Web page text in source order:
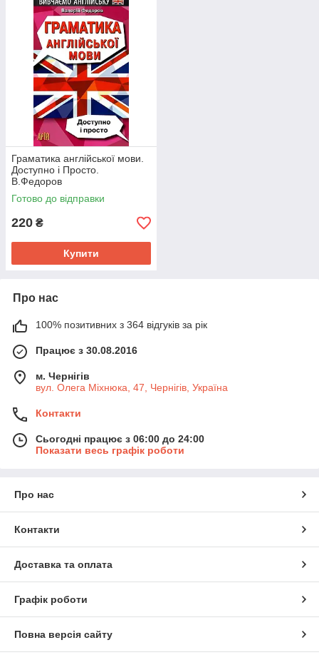
Граматика англійської мови.
Доступно і Просто.
В.Федоров
Готово до відправки
220 ₴
Купити
Про нас
100% позитивних з 364 відгуків за рік
Працює з 30.08.2016
м. Чернігів
вул. Олега Міхнюка, 47, Чернігів, Україна
Контакти
Сьогодні працює з 06:00 до 24:00
Показати весь графік роботи
Про нас
Контакти
Доставка та оплата
Графік роботи
Повна версія сайту